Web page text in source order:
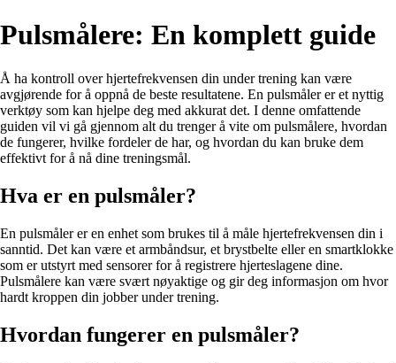
Pulsmålere: En komplett guide
Å ha kontroll over hjertefrekvensen din under trening kan være
avgjørende for å oppnå de beste resultatene. En pulsmåler er et nyttig
verktøy som kan hjelpe deg med akkurat det. I denne omfattende
guiden vil vi gå gjennom alt du trenger å vite om pulsmålere, hvordan
de fungerer, hvilke fordeler de har, og hvordan du kan bruke dem
effektivt for å nå dine treningsmål.
Hva er en pulsmåler?
En pulsmåler er en enhet som brukes til å måle hjertefrekvensen din i
sanntid. Det kan være et armbåndsur, et brystbelte eller en smartklokke
som er utstyrt med sensorer for å registrere hjerteslagene dine.
Pulsmålere kan være svært nøyaktige og gir deg informasjon om hvor
hardt kroppen din jobber under trening.
Hvordan fungerer en pulsmåler?